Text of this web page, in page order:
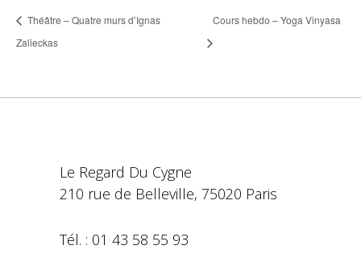
Théâtre – Quatre murs d’Ignas
Zalieckas
Cours hebdo – Yoga Vinyasa
Le Regard Du Cygne
210 rue de Belleville, 75020 Paris
Tél. : 01 43 58 55 93